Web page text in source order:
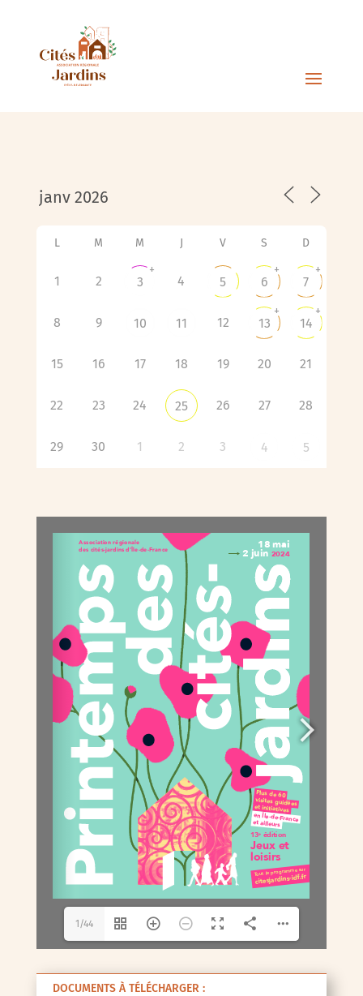
L M M J V S D
1 2 3
+
4 5 6
+
7
+
8 9 10 11 12 13
+
14
+
15 16 17 18 19 20 21
22 23 24 25 26 27 28
29 30 1 2 3 4 5
1/44
DOCUMENTS À TÉLÉCHARGER :